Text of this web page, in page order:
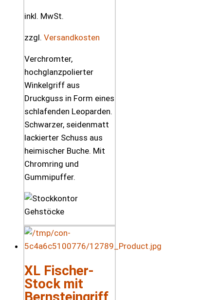
inkl. MwSt.
zzgl. Versandkosten
Verchromter,
hochglanzpolierter
Winkelgriff aus
Druckguss in Form eines
schlafenden Leoparden.
Schwarzer, seidenmatt
lackierter Schuss aus
heimischer Buche. Mit
Chromring und
Gummipuffer.
XL Fischer-
Stock mit